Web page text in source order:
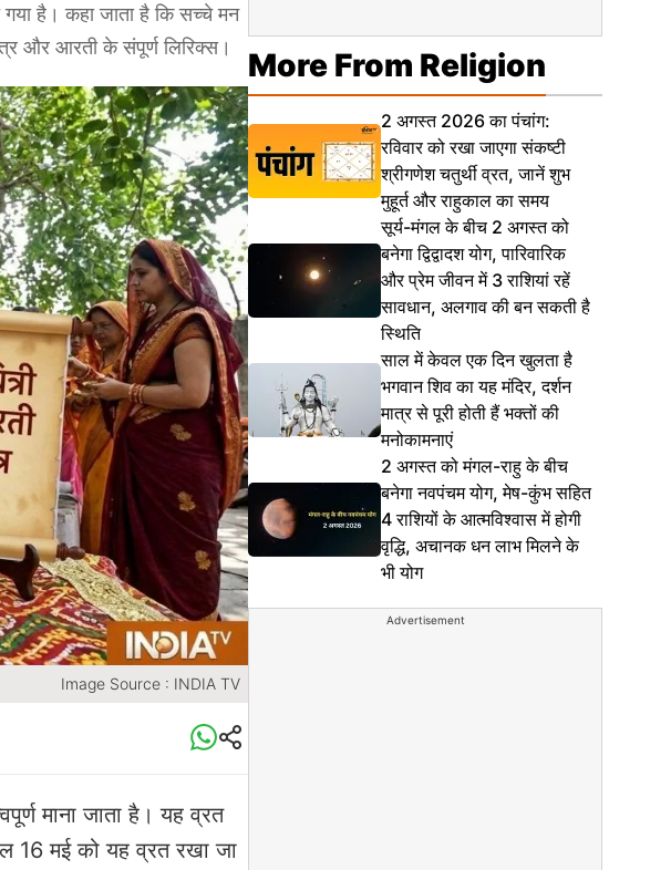
है। कहा जाता है कि सच्चे मन
और आरती के संपूर्ण लिरिक्स।
Image Source : INDIA TV
माना जाता है। यह व्रत
16 मई को यह व्रत रखा जा
More From Religion
2 अगस्त 2026 का पंचांग:
रविवार को रखा जाएगा संकष्टी
श्रीगणेश चतुर्थी व्रत, जानें शुभ
मुहूर्त और राहुकाल का समय
सूर्य-मंगल के बीच 2 अगस्त को
बनेगा द्विद्वादश योग, पारिवारिक
और प्रेम जीवन में 3 राशियां रहें
सावधान, अलगाव की बन सकती है
स्थिति
साल में केवल एक दिन खुलता है
भगवान शिव का यह मंदिर, दर्शन
मात्र से पूरी होती हैं भक्तों की
मनोकामनाएं
2 अगस्त को मंगल-राहु के बीच
बनेगा नवपंचम योग, मेष-कुंभ सहित
4 राशियों के आत्मविश्वास में होगी
वृद्धि, अचानक धन लाभ मिलने के
भी योग
Advertisement